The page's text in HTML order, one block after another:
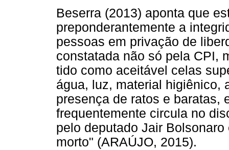
Beserra (2013) aponta que
preponderantemente a
pessoas em privação de
constatada não só pela CPI,
tido como aceitável celas
água, luz, material higiênico,
presença de ratos e baratas,
frequentemente circula no
pelo deputado Jair
morto" (ARAÚJO, 2015).